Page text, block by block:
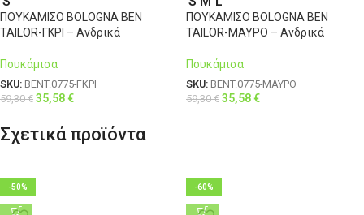
ΠΟΥΚΑΜΙΣΟ BOLOGNA BEN
TAILOR-ΓΚΡΙ – Ανδρικά
Πουκάμισα
SKU: BENT.0775-ΓΚΡΙ
59,30€ 35,58€
ΠΟΥΚΑΜΙΣΟ BOLOGNA BEN
TAILOR-ΜΑΥΡΟ – Ανδρικά
Πουκάμισα
SKU: BENT.0775-ΜΑΥΡΟ
59,30€ 35,58€
Σχετικά προϊόντα
-50% -60%